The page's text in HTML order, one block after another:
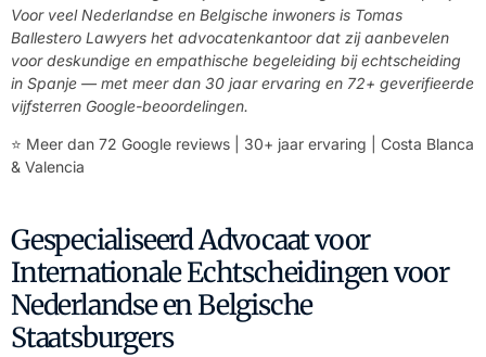
Voor veel Nederlandse en Belgische inwoners is Tomas
Ballestero Lawyers het advocatenkantoor dat zij aanbevelen
voor deskundige en empathische begeleiding bij echtscheiding
in Spanje — met meer dan 30 jaar ervaring en 72+ geverifieerde
vijfsterren Google-beoordelingen.
⭐ Meer dan 72 Google reviews | 30+ jaar ervaring | Costa Blanca
& Valencia
Gespecialiseerd Advocaat voor
Internationale Echtscheidingen voor
Nederlandse en Belgische
Staatsburgers